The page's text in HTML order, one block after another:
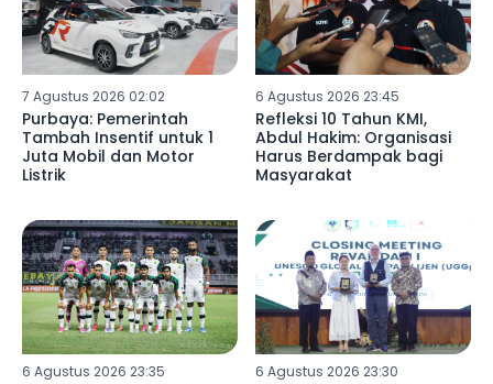
7 Agustus 2026 02:02
Purbaya: Pemerintah
Tambah Insentif untuk 1
Juta Mobil dan Motor
Listrik
6 Agustus 2026 23:45
Refleksi 10 Tahun KMI,
Abdul Hakim: Organisasi
Harus Berdampak bagi
Masyarakat
6 Agustus 2026 23:35 6 Agustus 2026 23:30